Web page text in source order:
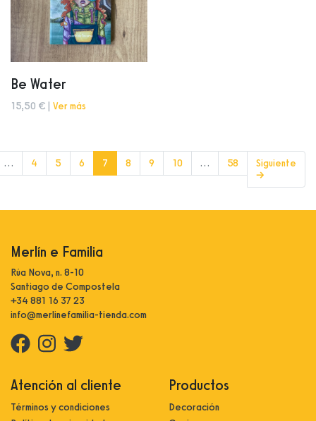
Be Water
15,50 € | Ver más
… 4 5 6 7 (current)
8 9 10 … 58
Siguiente
→
Merlín e Familia
Rúa Nova, n. 8-10
Santiago de Compostela
+34 881 16 37 23
info@merlinefamilia-tienda.com
Atención al cliente
Términos y condiciones
Productos
Decoración